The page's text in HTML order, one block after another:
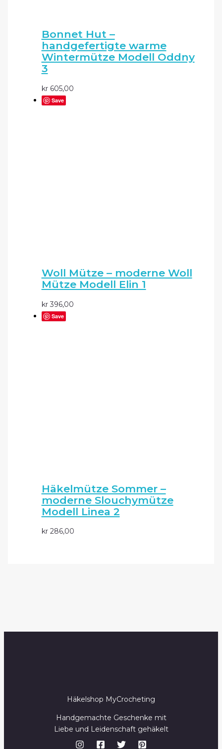
Bonnet Hut –
handgefertigte warme
Wintermütze Modell Oddny
3
kr605,00
Save
Woll Mütze – moderne Woll
Mütze Modell Elin 1
kr396,00
Save
Häkelmütze Sommer –
moderne Slouchymütze
Modell Linea 2
kr286,00
Häkelshop MyCrocheting
Handgemachte Geschenke mit
Liebe und Leidenschaft gehäkelt